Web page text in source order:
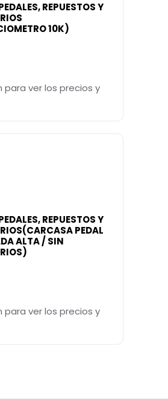
REPUESTOS Y
10K)
para ver los precios y
REPUESTOS Y
PEDAL
ALTA / SIN
para ver los precios y